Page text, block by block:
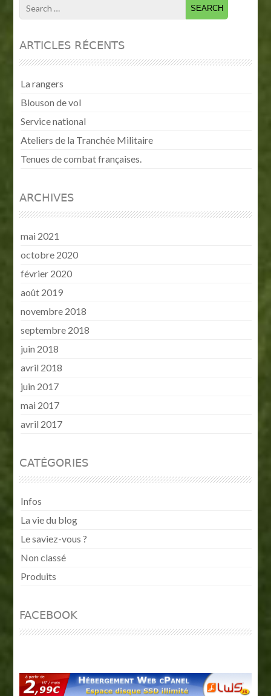
ARTICLES RÉCENTS
La rangers
Blouson de vol
Service national
Ateliers de la Tranchée Militaire
Tenues de combat françaises.
ARCHIVES
mai 2021
octobre 2020
février 2020
août 2019
novembre 2018
septembre 2018
juin 2018
avril 2018
juin 2017
mai 2017
avril 2017
CATÉGORIES
Infos
La vie du blog
Le saviez-vous ?
Non classé
Produits
FACEBOOK